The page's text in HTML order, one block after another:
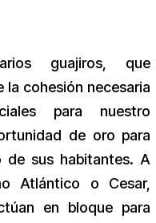
guajiros, que
cohesión necesaria
para nuestro
de oro para
de sus habitantes. A
Atlántico o Cesar,
en bloque para